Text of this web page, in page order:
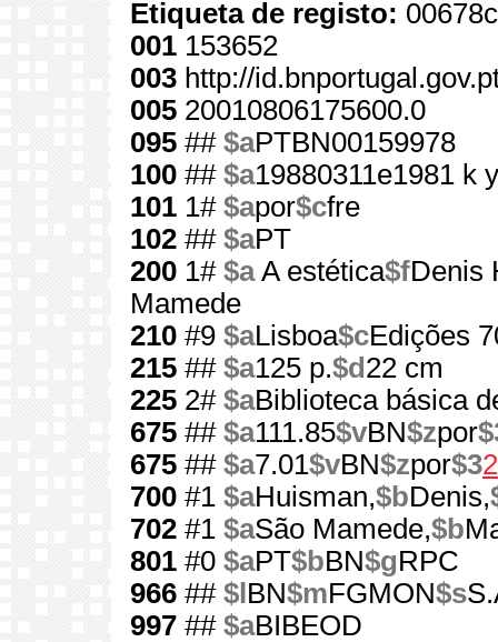
Etiqueta de registo:
001 153652
003 http://
005 20010806175600.0
095 ## $aPTBN00159978
100 ## $a19880311e1981 k
101 1# $apor$cfre
102 ## $aPT
200 1# $aA estética$fDenis
Mamede
210 #9 $aLisboa$cEdições
215 ## $a125 p.$d 22 cm
225 2# $aBiblioteca básica
675 ## $a111.85$vBN$zpor
675 ## $a7.01$vBN$zpor$3
700 #1 $aHuisman,$bDenis,
702 #1 $aSão Mamede,$b
801 #0 $aPT$bBN$gRPC
966 ## $l BN$mFGMON$s
997 ## $aBIBEOD